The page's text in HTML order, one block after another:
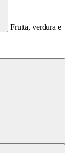
Frutta, verdura e